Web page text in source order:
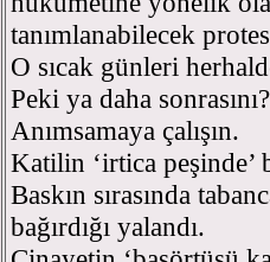
tanımlanabilecek
O sıcak günleri
Peki ya daha
Anımsamaya çalışın.
Katilin ‘irtica peşinde’
Baskın sırasında
bağırdığı yalandı.